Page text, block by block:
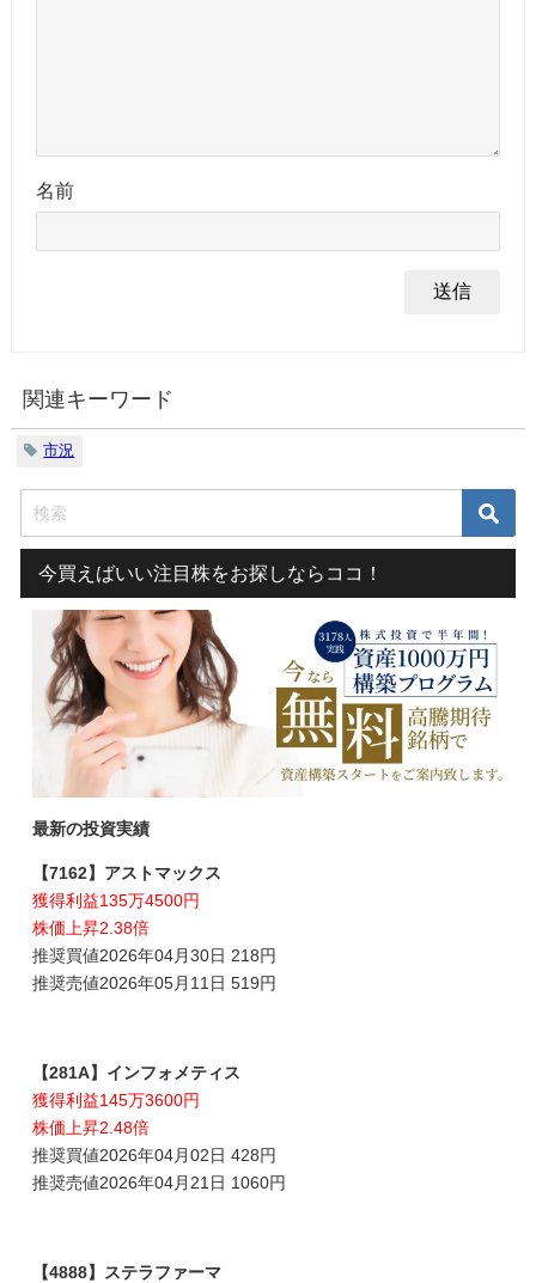
名前
関連キーワード
市況
今買えばいい注目株をお探しならココ！
最新の投資実績
【7162】アストマックス
獲得利益135万4500円
株価上昇2.38倍
推奨買値2026年04月30日 218円
推奨売値2026年05月11日 519円
【281A】インフォメティス
獲得利益145万3600円
株価上昇2.48倍
推奨買値2026年04月02日 428円
推奨売値2026年04月21日 1060円
【4888】ステラファーマ